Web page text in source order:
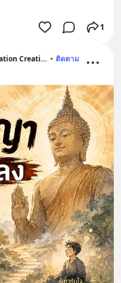
1
ดร.ทรงพล เทอดรัตนเกียรติ Innovation Creative • ติดตาม